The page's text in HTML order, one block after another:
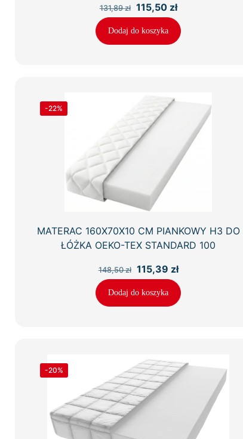
131,89zł
Pierwotna
cena
wynosiła:
131,89 zł.
115,50 złAktualna
wynosi:
115,50 zł.
Dodaj do koszyka
-22%
MATERAC 160X70X10 CM PIANKOWY H3 DO
ŁÓŻKA OEKO-TEX STANDARD 100
148,50zł
Pierwotna
cena
wynosiła:
148,50 zł.
115,39 złAktualna
wynosi:
115,39 zł.
Dodaj do koszyka
-20%